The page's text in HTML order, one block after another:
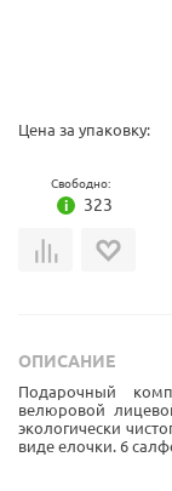
Цена за упаковку:
Свободно:
323
ОПИСАНИЕ
Подарочный
велюровой
экологически
виде елочки. 6